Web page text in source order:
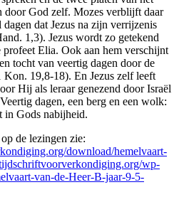
door God zelf. Mozes verblijft daar
dat Jezus na zijn verrijzenis
1,3). Jezus wordt zo getekend
profeet Elia. Ook aan hem verschijnt
tocht van veertig dagen door de
Kon. 19,8-18). En Jezus zelf leeft
Hij als leraar genezend door Israël
dagen, een berg en een wolk:
in Gods nabijheid.
de lezingen zie:
download/hemelvaart-
wp-
van-de-Heer-B-jaar-9-5-